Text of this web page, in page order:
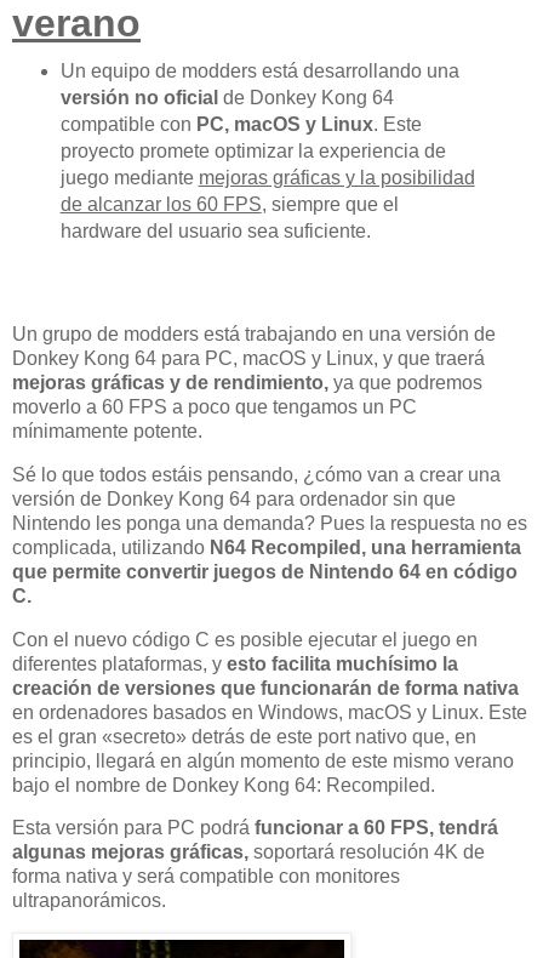
verano
Un equipo de modders está desarrollando una
versión no oficial de Donkey Kong 64
compatible con PC, macOS y Linux. Este
proyecto promete optimizar la experiencia de
juego mediante mejoras gráficas y la posibilidad
de alcanzar los 60 FPS, siempre que el
hardware del usuario sea suficiente.
Un grupo de modders está trabajando en una versión de
Donkey Kong 64 para PC, macOS y Linux, y que traerá
mejoras gráficas y de rendimiento, ya que podremos
moverlo a 60 FPS a poco que tengamos un PC
mínimamente potente.
Sé lo que todos estáis pensando, ¿cómo van a crear una
versión de Donkey Kong 64 para ordenador sin que
Nintendo les ponga una demanda? Pues la respuesta no es
complicada, utilizando N64 Recompiled, una herramienta
que permite convertir juegos de Nintendo 64 en código
C.
Con el nuevo código C es posible ejecutar el juego en
diferentes plataformas, y esto facilita muchísimo la
creación de versiones que funcionarán de forma nativa
en ordenadores basados en Windows, macOS y Linux. Este
es el gran «secreto» detrás de este port nativo que, en
principio, llegará en algún momento de este mismo verano
bajo el nombre de Donkey Kong 64: Recompiled.
Esta versión para PC podrá funcionar a 60 FPS, tendrá
algunas mejoras gráficas, soportará resolución 4K de
forma nativa y será compatible con monitores
ultrapanorámicos.